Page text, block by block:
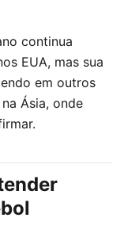
continua
EUA, mas sua
em outros
Ásia, onde